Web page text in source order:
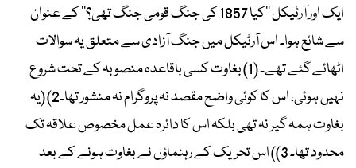
ایک اور آرٹیکل ’’کیا 1857 کی جنگ قومی جنگ تھی؟‘‘ کے عنوان
سے شائع ہوا۔ اس آرٹیکل میں جنگ آزادی سے متعلق یہ سوالات
اٹھائے گئے تھے۔ (1) بغاوت کسی باقاعدہ منصوبہ کے تحت شروع
نہیں ہوئی، اس کا کوئی واضح مقصد نہ پروگرام نہ منشور تھا۔2) (یہ
بغاوت ہمہ گیر نہ تھی بلکہ اس کا دائرہ عمل مخصوص علاقہ تک
محدود تھا۔ 3)) اس تحریک کے رہنماؤں نے بغاوت ہونے کے بعد